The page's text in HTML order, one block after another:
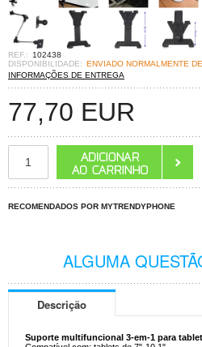
REF.:
102438
DISPONIBILIDADE: ENVIADO NORMALMENTE
INFORMAÇÕES DE ENTREGA
77,70 EUR
RECOMENDADOS POR MYTRENDYPHONE
ALGUMA
Descrição
Suporte multifuncional 3-em-1 para tablet